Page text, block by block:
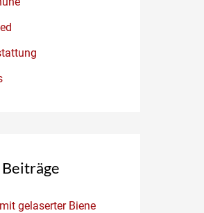
gelaserter Biene